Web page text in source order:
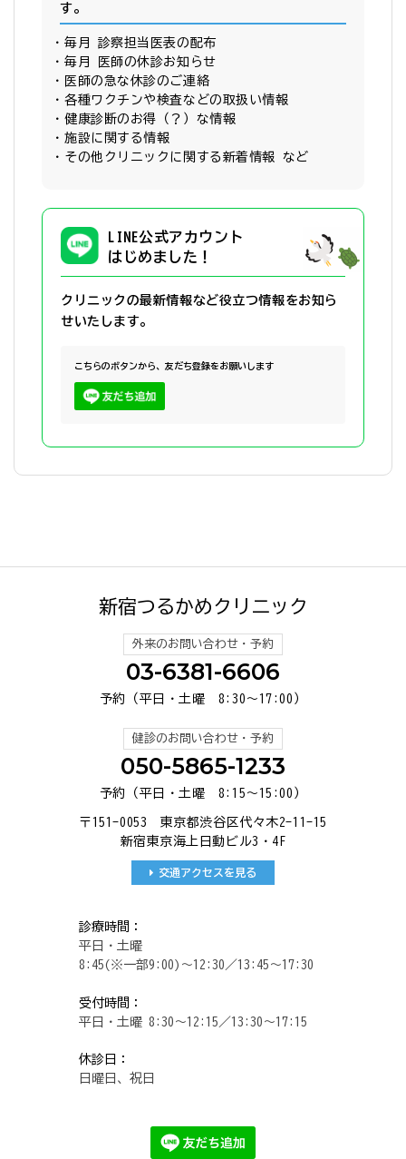
す。
毎月 診察担当医表の配布
毎月 医師の休診お知らせ
医師の急な休診のご連絡
各種ワクチンや検査などの取扱い情報
健康診断のお得（？）な情報
施設に関する情報
その他クリニックに関する新着情報 など
LINE公式アカウント
はじめました！
クリニックの最新情報など役立つ情報をお知ら
せいたします。
こちらのボタンから、友だち登録をお願いします
新宿つるかめクリニック
外来のお問い合わせ・予約
03-6381-6606
予約（平日・土曜 8:30～17:00）
健診のお問い合わせ・予約
050-5865-1233
予約（平日・土曜 8:15～15:00）
〒151-0053 東京都渋谷区代々木2-11-15
新宿東京海上日動ビル3・4F
交通アクセスを見る
診療時間：
平日・土曜
8:45(※一部9:00)～12:30／13:45～17:30
受付時間：
平日・土曜 8:30～12:15／13:30～17:15
休診日：
日曜日、祝日